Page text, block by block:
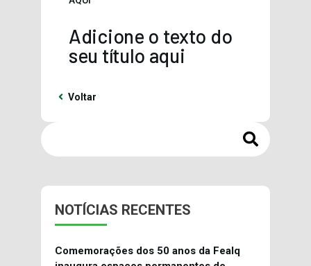
Adicione o texto do
seu título aqui
Voltar
NOTÍCIAS RECENTES
Comemorações dos 50 anos da Fealq